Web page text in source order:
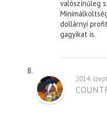
valószínűleg
dollárnyi
gagyikat is.
2014.